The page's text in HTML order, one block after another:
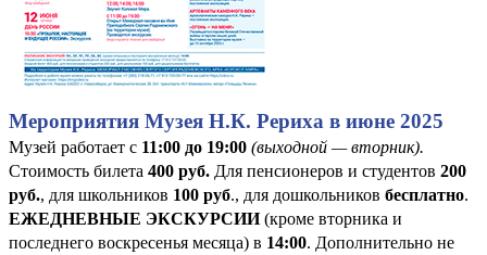
Мероприятия Музея Н.К. Рериха в июне 2025
Музей работает с 11:00 до 19:00 (выходной — вторник).
Стоимость билета 400 руб. Для пенсионеров и студентов 200
руб., для школьников 100 руб., для дошкольников бесплатно.
ЕЖЕДНЕВНЫЕ ЭКСКУРСИИ(кроме вторника и
последнего воскресенья месяца) в 14:00. Дополнительно не